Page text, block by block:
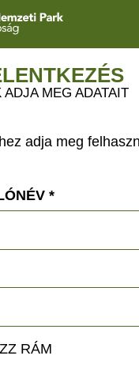
ADJA MEG ADATAIT
adja meg
*
RÁM